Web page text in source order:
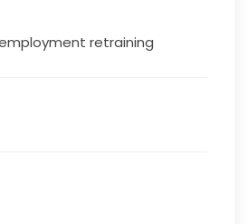
retraining